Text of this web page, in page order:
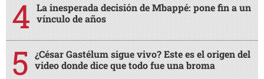
La inesperada decisión de Mbappé: pone fin a un
vínculo de años
¿César Gastélum sigue vivo? Este es el origen del
video donde dice que todo fue una broma